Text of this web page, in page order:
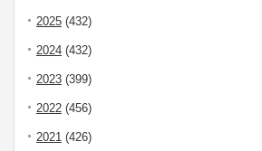
2025 (432)
2024 (432)
2023 (399)
2022 (456)
2021 (426)